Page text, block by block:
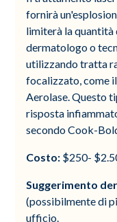
fornirà
limiterà la quantità
dermatologo o
utilizzando tratta
focalizzato, come
Aerolase. Questo
risposta
secondo Cook-
Costo: $250-
Suggerimento
(possibilmente di
ufficio.